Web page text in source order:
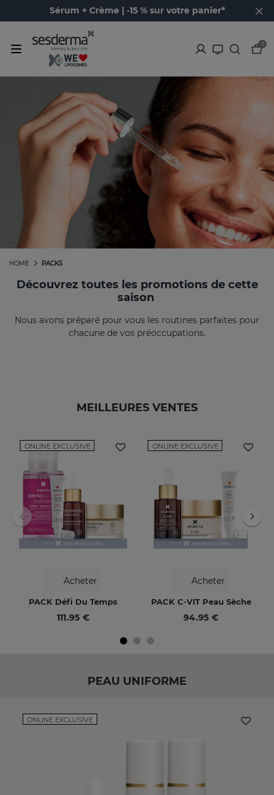
Sérum + Crème | -15 % sur votre panier*
0
PACKS
HOME
Découvrez toutes les promotions de cette
saison
Nous avons préparé pour vous les routines parfaites pour
chacune de vos préoccupations.
MEILLEURES VENTES
ONLINE EXCLUSIVE
Acheter
PACK Défi Du Temps
111.95 €
ONLINE EXCLUSIVE
Acheter
PACK C-VIT Peau Sèche
94.95 €
PEAU UNIFORME
ONLINE EXCLUSIVE